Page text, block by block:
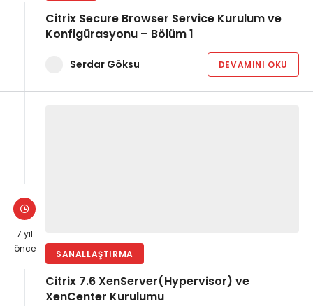
Citrix Secure Browser Service Kurulum ve
Konfigürasyonu – Bölüm 1
Serdar Göksu DEVAMINI OKU
7 yıl
önce
SANALLAŞTIRMA
Citrix 7.6 XenServer(Hypervisor) ve
XenCenter Kurulumu